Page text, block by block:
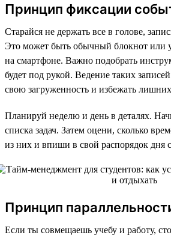
Принцип фиксации
Старайся не держать все в голове,
Это может быть обычный блокнот или
на смартфоне. Важно подобрать
будет под рукой. Ведение таких
свою загруженность и избежать
Планируй неделю и день в деталях.
списка задач. Затем оцени, сколько
из них и впиши в свой распорядок дня
Принцип
Если ты совмещаешь учебу и работу,